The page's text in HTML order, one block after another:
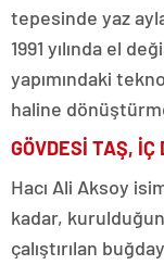
tepesinde yaz
1991 yılında el
yapımındaki
haline
GÖVDESİ TAŞ,
Hacı Ali Aksoy
kadar,
çalıştırılan